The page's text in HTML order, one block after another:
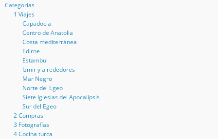
Categorias
1 Viajes
Capadocia
Centro de Anatolia
Costa mediterránea
Edirne
Estambul
Izmir y alrededores
Mar Negro
Norte del Egeo
Siete Iglesias del Apocalípsis
Sur del Egeo
2 Compras
3 Fotografías
4 Cocina turca